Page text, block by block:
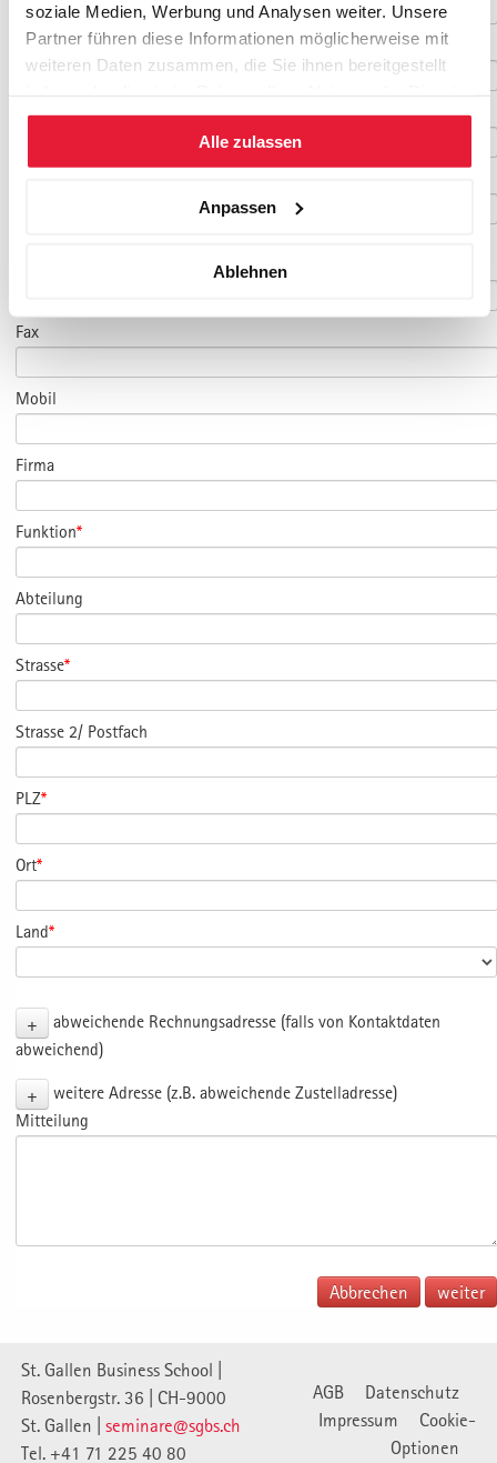
soziale Medien, Werbung und Analysen weiter. Unsere
Partner führen diese Informationen möglicherweise mit
weiteren Daten zusammen, die Sie ihnen bereitgestellt
gesammelt haben.
Alle zulassen
Anpassen
Ablehnen
Geburtsdatum
E-Mail*
Fax
Mobil
Firma
Funktion*
Abteilung
Strasse*
Strasse 2/ Postfach
PLZ*
Ort*
Land*
+
abweichende Rechnungsadresse (falls von Kontaktdaten
abweichend)
+
weitere Adresse (z.B. abweichende Zustelladresse)
Mitteilung
Abbrechen
St. Gallen Business School |
Rosenbergstr. 36 | CH-9000
St. Gallen | seminare@sgbs.ch
Tel. +41 71 225 40 80
AGB
Datenschutz
Impressum
Cookie-
Optionen